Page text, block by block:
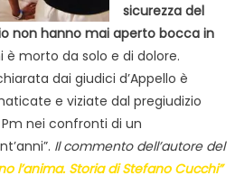
sicurezza del
non hanno mai aperto bocca in
morto da solo e di dolore.
dai giudici d’Appello è
e viziate dal pregiudizio
nei confronti di un
Il commento dell’autore del
l’anima. Storia di Stefano Cucchi”